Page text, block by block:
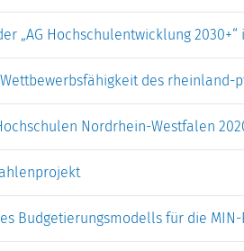
„AG Hochschulentwicklung 2030+“
des rheinland-
Nordrhein-Westfalen
Budgetierungsmodells für die